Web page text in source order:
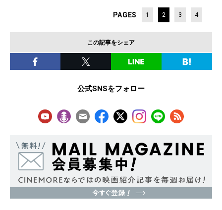
PAGES 1 2 3 4
この記事をシェア
公式SNSをフォロー